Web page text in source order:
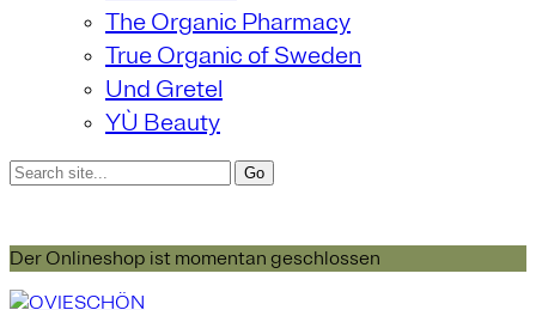
The Organic Pharmacy
True Organic of Sweden
Und Gretel
YÙ Beauty
Der Onlineshop ist momentan geschlossen